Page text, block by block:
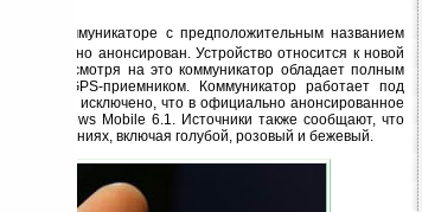
коммуникаторе с предположительным названием
анонсирован. Устройство относится к новой
но несмотря на это коммуникатор обладает полным
GPS-приемником. Коммуникатор работает под
хотя не исключено, что в официально анонсированное
Windows Mobile 6.1. Источники также сообщают, что
решениях, включая голубой, розовый и бежевый.